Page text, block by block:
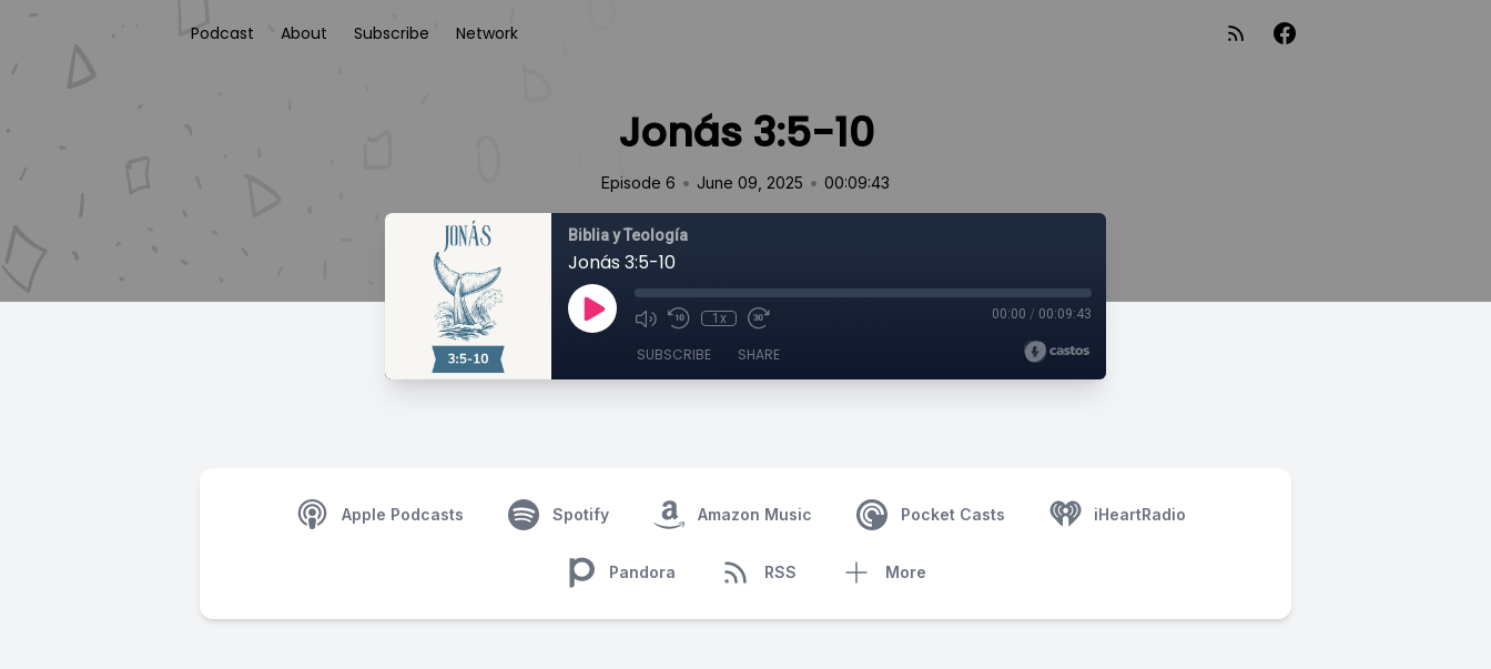
Podcast About Subscribe Network
Jonás 3:5-10
Episode 6 • June 09, 2025 • 00:09:43
Biblia y Teología
Jonás 3:5-10
1x 00:00 / 00:09:43
SUBSCRIBE SHARE
Apple Podcasts Spotify Amazon Music Pocket Casts iHeartRadio
Pandora RSS More